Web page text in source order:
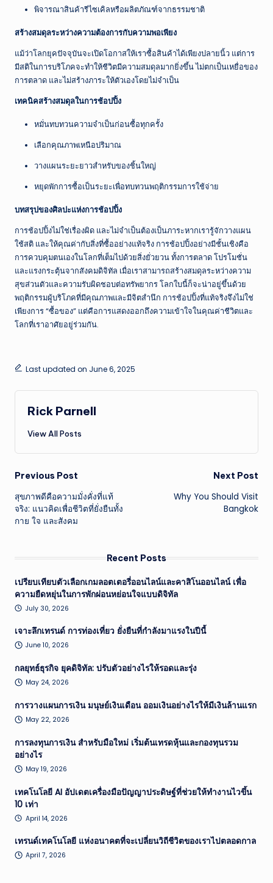
พิจารณาสินค้ารีไซเคิลหรือผลิตภัณฑ์จากธรรมชาติ
สร้างสมดุลระหว่างความต้องการกับความพอเพียง
แม้ว่าโลกยุคปัจจุบันจะเปิดโอกาสให้เราซื้อสินค้าได้เพียงปลายนิ้ว แต่การ
มีสติในการบริโภคจะทำให้ชีวิตมีความสมดุลมากยิ่งขึ้น ไม่ตกเป็นเหยื่อของ
การตลาด และไม่สร้างภาระให้ตัวเองโดยไม่จำเป็น
เทคนิคสร้างสมดุลในการช้อปปิ้ง
หมั่นทบทวนความจำเป็นก่อนซื้อทุกครั้ง
เลือกคุณภาพเหนือปริมาณ
วางแผนระยะยาวสำหรับของชิ้นใหญ่
หยุดพักการซื้อเป็นระยะเพื่อทบทวนพฤติกรรมการใช้จ่าย
บทสรุปของศิลปะแห่งการช้อปปิ้ง
การช้อปปิ้งไม่ใช่เรื่องผิด และไม่จำเป็นต้องเป็นภาระหากเรารู้จักวางแผน
ใช้สติ และให้คุณค่ากับสิ่งที่ซื้ออย่างแท้จริง การช้อปปิ้งอย่างมีชั้นเชิงคือ
การควบคุมตนเองในโลกที่เต็มไปด้วยสิ่งยั่วยวน ทั้งการตลาด โปรโมชั่น
และแรงกระตุ้นจากสังคมดิจิทัล เมื่อเราสามารถสร้างสมดุลระหว่างความ
สุขส่วนตัวและความรับผิดชอบต่อทรัพยากร โลกใบนี้ก็จะน่าอยู่ขึ้นด้วย
พฤติกรรมผู้บริโภคที่มีคุณภาพและมีจิตสำนึก การช้อปปิ้งที่แท้จริงจึงไม่ใช่
เพียงการ “ซื้อของ” แต่คือการแสดงออกถึงความเข้าใจในคุณค่าชีวิตและ
โลกที่เราอาศัยอยู่ร่วมกัน.
Last updated on June 6, 2025
Rick Parnell
View All Posts
Post
navigation
Previous Post
สุขภาพดีคือความมั่งคั่งที่แท้
จริง: แนวคิดเพื่อชีวิตที่ยั่งยืนทั้ง
กาย ใจ และสังคม
Next Post
Why You Should Visit
Bangkok
Recent Posts
เปรียบเทียบตัวเลือกเกมลอตเตอรี่ออนไลน์และคาสิโนออนไลน์ เพื่อ
ความยืดหยุ่นในการพักผ่อนหย่อนใจแบบดิจิทัล
July 30, 2026
เจาะลึกเทรนด์ การท่องเที่ยว ยั่งยืนที่กำลังมาแรงในปีนี้
June 10, 2026
กลยุทธ์ธุรกิจ ยุคดิจิทัล: ปรับตัวอย่างไรให้รอดและรุ่ง
May 24, 2026
การวางแผนการเงิน มนุษย์เงินเดือน ออมเงินอย่างไรให้มีเงินล้านแรก
May 22, 2026
การลงทุนการเงิน สำหรับมือใหม่ เริ่มต้นเทรดหุ้นและกองทุนรวม
อย่างไร
May 19, 2026
เทคโนโลยี AI อัปเดตเครื่องมือปัญญาประดิษฐ์ที่ช่วยให้ทำงานไวขึ้น
10 เท่า
April 14, 2026
เทรนด์เทคโนโลยี แห่งอนาคตที่จะเปลี่ยนวิถีชีวิตของเราไปตลอดกาล
April 7, 2026